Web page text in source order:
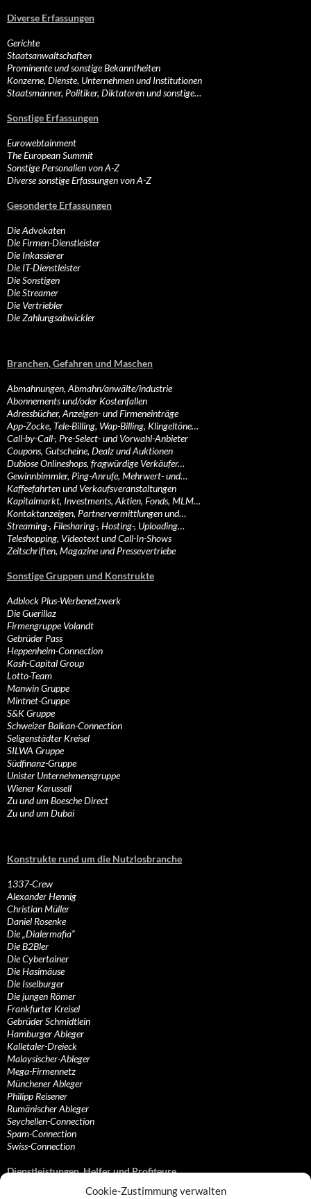
Cookie-Zustimmung verwalten
Diverse Erfassungen
Gerichte
Staatsanwaltschaften
Prominente und sonstige Bekanntheiten
Konzerne, Dienste, Unternehmen und Institutionen
Staatsmänner, Politiker, Diktatoren und sonstige…
Sonstige Erfassungen
Eurowebtainment
The European Summit
Sonstige Personalien von A-Z
Diverse sonstige Erfassungen von A-Z
Gesonderte Erfassungen
Die Advokaten
Die Firmen-Dienstleister
Die Inkassierer
Die IT-Dienstleister
Die Sonstigen
Die Streamer
Die Vertriebler
Die Zahlungsabwickler
Branchen, Gefahren und Maschen
Abmahnungen, Abmahn/anwälte/industrie
Abonnements und/oder Kostenfallen
Adressbücher, Anzeigen- und Firmeneinträge
App-Zocke, Tele-Billing, Wap-Billing, Klingeltöne…
Call-by-Call-, Pre-Select- und Vorwahl-Anbieter
Coupons, Gutscheine, Dealz und Auktionen
Dubiose Onlineshops, fragwürdige Verkäufer…
Gewinnbimmler, Ping-Anrufe, Mehrwert- und…
Kaffeefahrten und Verkaufsveranstaltungen
Kapitalmarkt, Investments, Aktien, Fonds, MLM…
Kontaktanzeigen, Partnervermittlungen und…
Streaming-, Filesharing-, Hosting-, Uploading…
Teleshopping, Videotext und Call-In-Shows
Zeitschriften, Magazine und Pressevertriebe
Sonstige Gruppen und Konstrukte
Adblock Plus-Werbenetzwerk
Die Guerillaz
Firmengruppe Volandt
Gebrüder Pass
Heppenheim-Connection
Kash-Capital Group
Lotto-Team
Manwin Gruppe
Mintnet-Gruppe
S&K Gruppe
Schweizer Balkan-Connection
Seligenstädter Kreisel
SILWA Gruppe
Südfinanz-Gruppe
Unister Unternehmensgruppe
Wiener Karussell
Zu und um Boesche Direct
Zu und um Dubai
Konstrukte rund um die Nutzlosbranche
1337-Crew
Alexander Hennig
Christian Müller
Daniel Rosenke
Die „Dialermafia“
Die B2Bler
Die Cybertainer
Die Hasimäuse
Die Isselburger
Die jungen Römer
Frankfurter Kreisel
Gebrüder Schmidtlein
Hamburger Ableger
Kalletaler-Dreieck
Malaysischer-Ableger
Mega-Firmennetz
Münchener Ableger
Philipp Reisener
Rumänischer Ableger
Seychellen-Connection
Spam-Connection
Swiss-Connection
Dienstleistungen, Helfer und Profiteure
Anonymisierungsdienste, VPN- und Web-Proxy…